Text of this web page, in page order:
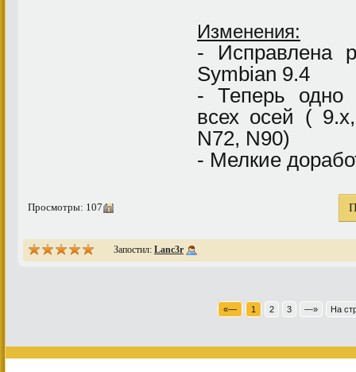
Изменения:
- Исправлена
Symbian 9.4
- Теперь одно
всех осей (
N72, N90)
- Мелкие
Просмотры: 107
Запостил: Lanc3r
«— 1 2 3 —» На